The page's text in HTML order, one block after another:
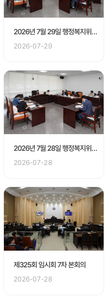
2026년 7월 29일 행정복지위원회
2026-07-29
2026년 7월 28일 행정복지위원회
2026-07-28
제325회 임시회 7차 본회의
2026-07-28